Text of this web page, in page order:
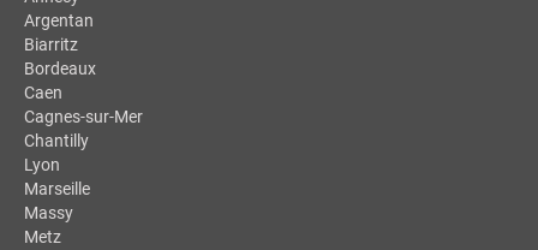
Argentan
Biarritz
Bordeaux
Caen
Cagnes-sur-Mer
Chantilly
Lyon
Marseille
Massy
Metz